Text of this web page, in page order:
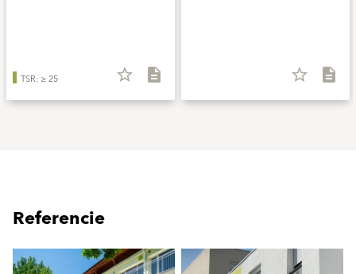
TSR: ≥ 25 star_border description star_border description
Referencie